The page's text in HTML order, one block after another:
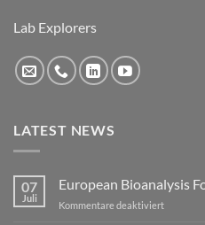
Lab Explorers
LATEST NEWS
07
Juli
European Bioanalysis
Kommentare deaktiviertfür